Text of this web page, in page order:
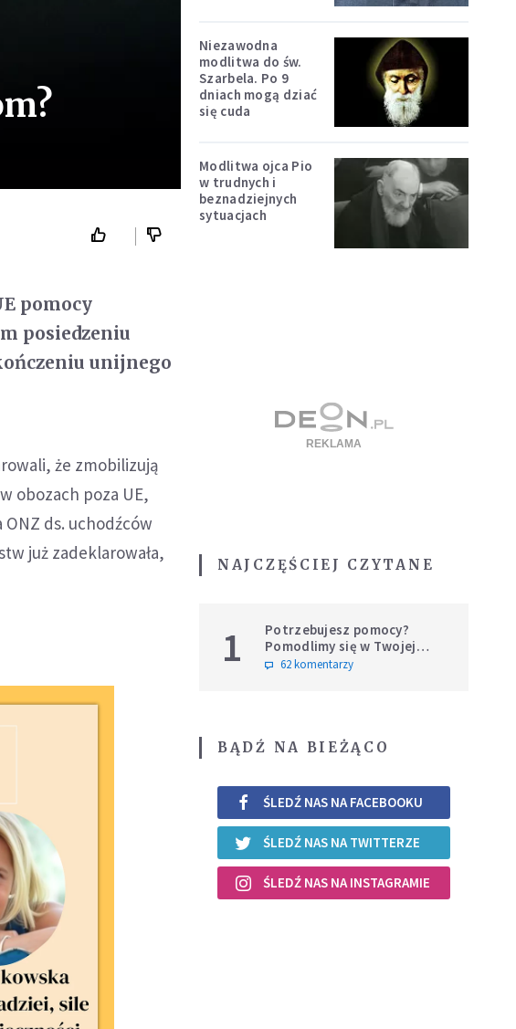
pomocy
posiedzeniu
unijnego
że zmobilizują
obozach poza UE,
ds. uchodźców
już zadeklarowała,
Niezawodna
modlitwa do św.
Szarbela. Po 9
dniach mogą dziać
się cuda
Modlitwa ojca Pio
w trudnych i
beznadziejnych
sytuacjach
NAJCZĘŚCIEJ CZYTANE
1
Potrzebujesz pomocy?
Pomodlimy się w Twojej
intencji
62 komentarzy
BĄDŹ NA BIEŻĄCO
ŚLEDŹ NAS NA FACEBOOKU
ŚLEDŹ NAS NA TWITTERZE
ŚLEDŹ NAS NA INSTAGRAMIE